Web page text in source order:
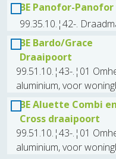
BE Panofor-Panofor
99.35.10.¦42-.
BE Bardo/Grace
Draaipoort
99.51.10.¦43-.¦01
aluminium, voor
BE Aluette Combi en
Cross draaipoort
99.51.10.¦43-.¦01
aluminium, voor